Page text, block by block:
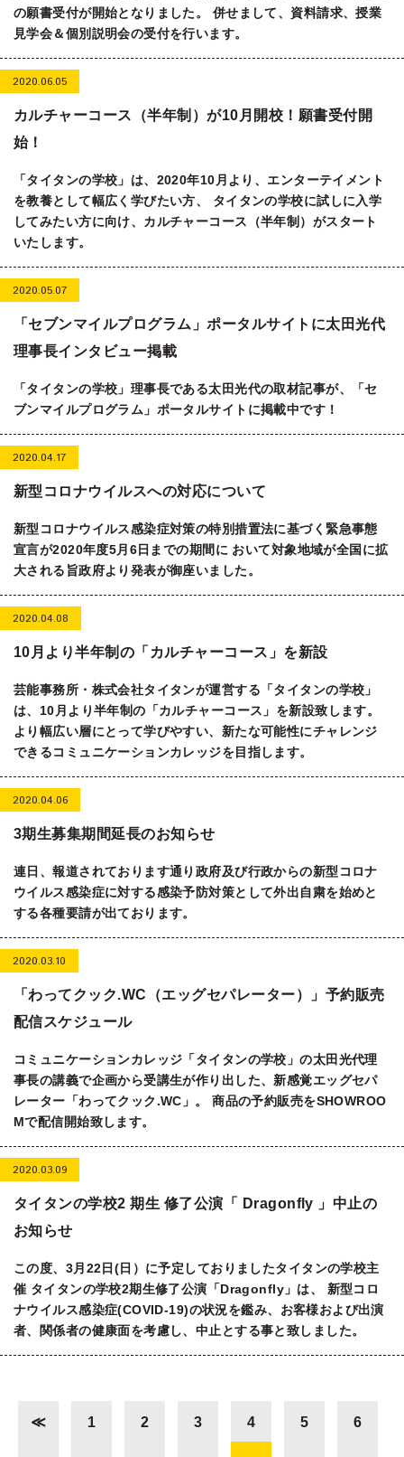
の願書受付が開始となりました。 併せまして、資料請求、授業
見学会＆個別説明会の受付を行います。
2020.06.05
カルチャーコース（半年制）が10月開校！願書受付開
始！
「タイタンの学校」は、2020年10月より、エンターテイメント
を教養として幅広く学びたい方、 タイタンの学校に試しに入学
してみたい方に向け、カルチャーコース（半年制）がスタート
いたします。
2020.05.07
「セブンマイルプログラム」ポータルサイトに太田光代
理事長インタビュー掲載
「タイタンの学校」理事長である太田光代の取材記事が、「セ
ブンマイルプログラム」ポータルサイトに掲載中です！
2020.04.17
新型コロナウイルスへの対応について
新型コロナウイルス感染症対策の特別措置法に基づく緊急事態
宣言が2020年度5月6日までの期間に おいて対象地域が全国に拡
大される旨政府より発表が御座いました。
2020.04.08
10月より半年制の「カルチャーコース」を新設
芸能事務所・株式会社タイタンが運営する「タイタンの学校」
は、10月より半年制の「カルチャーコース」を新設致します。
より幅広い層にとって学びやすい、新たな可能性にチャレンジ
できるコミュニケーションカレッジを目指します。
2020.04.06
3期生募集期間延長のお知らせ
連日、報道されております通り政府及び行政からの新型コロナ
ウイルス感染症に対する感染予防対策として外出自粛を始めと
する各種要請が出ております。
2020.03.10
「わってクック.WC（エッグセパレーター）」予約販売
配信スケジュール
コミュニケーションカレッジ「タイタンの学校」の太田光代理
事長の講義で企画から受講生が作り出した、新感覚エッグセパ
レーター「わってクック.WC」。 商品の予約販売をSHOWROO
Mで配信開始致します。
2020.03.09
タイタンの学校2 期生 修了公演「 Dragonfly 」中止の
お知らせ
この度、3月22日(日）に予定しておりましたタイタンの学校主
催 タイタンの学校2期生修了公演「Dragonfly」は、 新型コロ
ナウイルス感染症(COVID-19)の状況を鑑み、お客様および出演
者、関係者の健康面を考慮し、中止とする事と致しました。
≪ 1 2 3 4 5 6